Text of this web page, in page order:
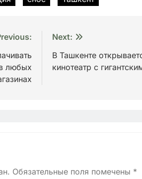
любых
Next:
В Ташкенте
кинотеатр с
Обязательные поля помечены *